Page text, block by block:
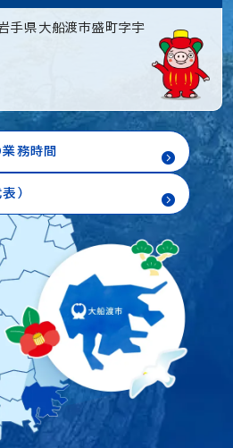
手県大船渡市盛町字宇
務時間
）